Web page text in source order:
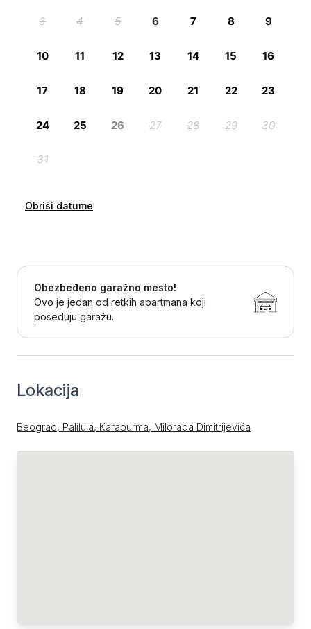
Obriši datume
Obezbeđeno garažno mesto!
Ovo je jedan od retkih apartmana koji
poseduju garažu.
Lokacija
Beograd, Palilula, Karaburma, Milorada Dimitrijevića